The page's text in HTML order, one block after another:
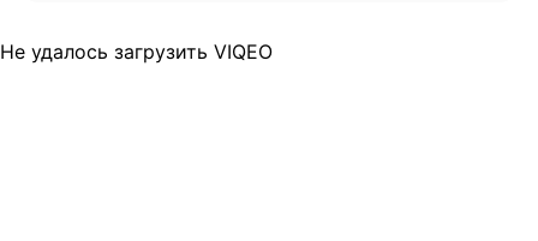
Не удалось загрузить VIQEO